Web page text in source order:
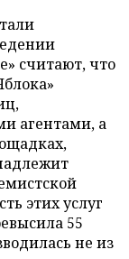
считают, что
агентами, а
этих услуг
55
не из